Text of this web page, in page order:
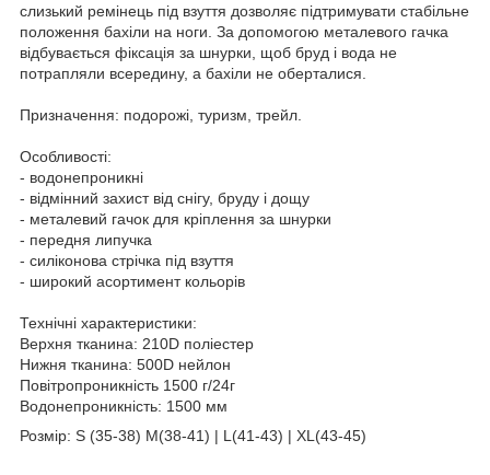
слизький ремінець під взуття дозволяє підтримувати стабільне
положення бахіли на ноги. За допомогою металевого гачка
відбувається фіксація за шнурки, щоб бруд і вода не
потрапляли всередину, а бахіли не оберталися.
Призначення: подорожі, туризм, трейл.
Особливості:
- водонепроникні
- відмінний захист від снігу, бруду і дощу
- металевий гачок для кріплення за шнурки
- передня липучка
- силіконова стрічка під взуття
- широкий асортимент кольорів
Технічні характеристики:
Верхня тканина: 210D поліестер
Нижня тканина: 500D нейлон
Повітропроникність 1500 г/24г
Водонепроникність: 1500 мм
Розмір: S (35-38) M(38-41) | L(41-43) | XL(43-45)